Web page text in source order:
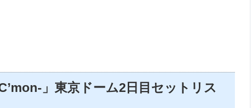
」東京ドーム2日目セットリス